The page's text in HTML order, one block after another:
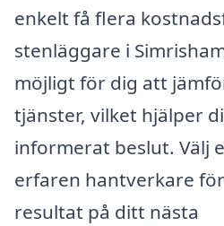
enkelt få flera
stenläggare i
möjligt för dig att
tjänster, vilket hjälper
informerat beslut. Välj
erfaren hantverkare
resultat på ditt nästa